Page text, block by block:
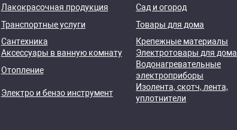
Лакокрасочная продукция Сад и огород
Транспортные услуги Товары для дома
Сантехника Крепежные материалы
Аксессуары в ванную комнату Электротовары для дома
Отопление
Водонагревательные
электроприборы
Электро и бензо инструмент
Изолента, скотч, лента,
уплотнители